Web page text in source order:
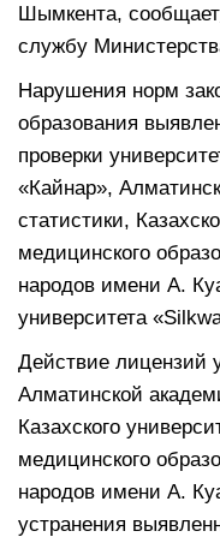
Шымкента, сообщает
службу
Нарушения норм
образования
проверки
«Кайнар»,
статистики,
медицинского
народов имени А.
университета
Действие лицензий
Алматинской
Казахского
медицинского
народов имени А.
устранения